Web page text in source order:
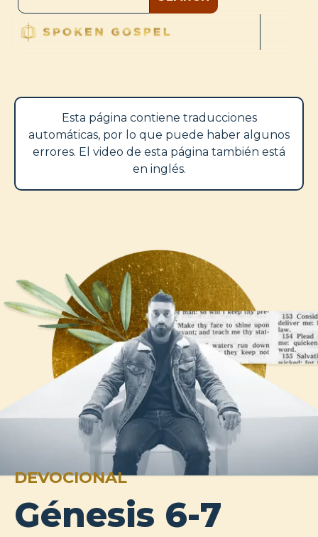
Esta página contiene traducciones
automáticas, por lo que puede haber algunos
errores. El video de esta página también está
en inglés.
DEVOCIONAL
Génesis 6-7